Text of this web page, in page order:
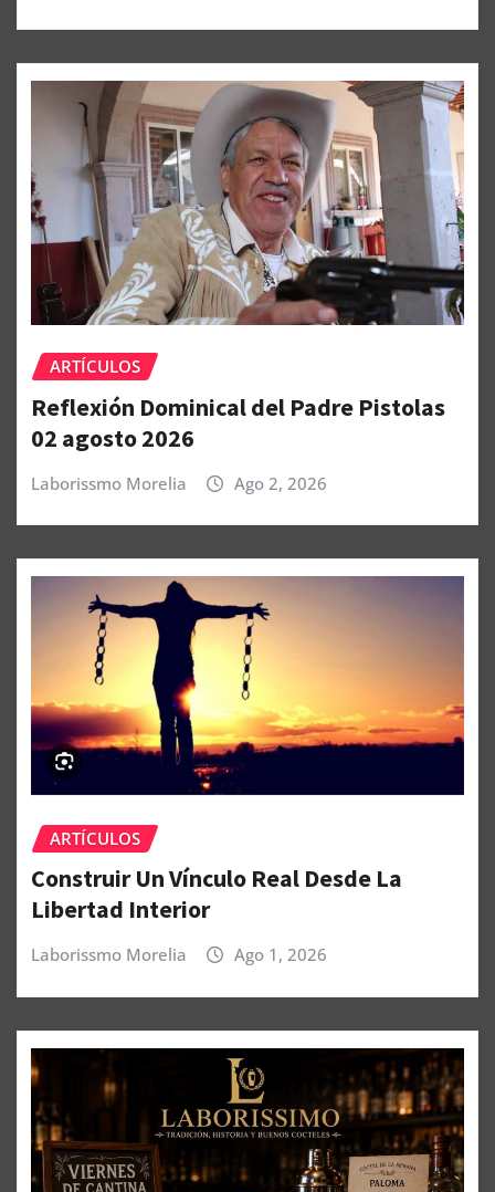
ARTÍCULOS
Reflexión Dominical del Padre Pistolas
02 agosto 2026
Laborissmo Morelia Ago 2, 2026
ARTÍCULOS
Construir Un Vínculo Real Desde La
Libertad Interior
Laborissmo Morelia Ago 1, 2026